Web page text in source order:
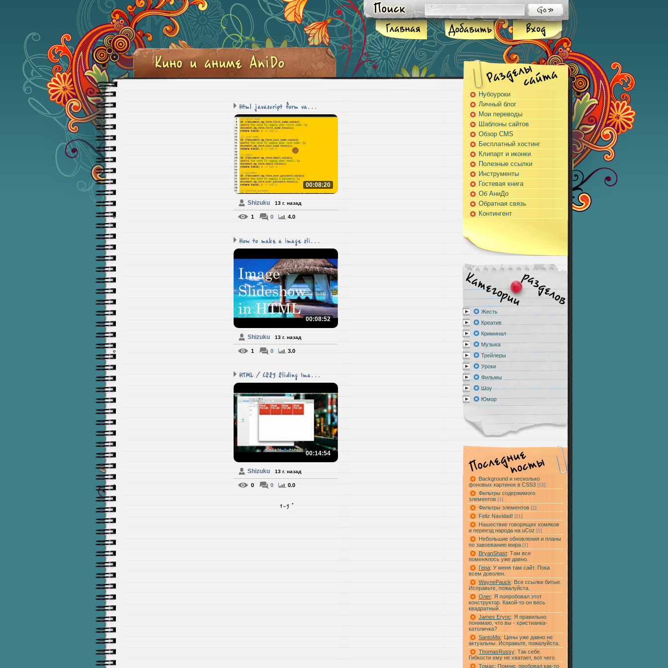
Html javascript form va...
00:08:20
Shizuku 13 г. назад
1 0 4.0
How to make a image sli...
00:08:52
Shizuku 13 г. назад
1 0 3.0
HTML / CSS3 Sliding Ima...
00:14:54
Shizuku 13 г. назад
0 0 0.0
1-3
Нубоуроки
Личный блог
Мои переводы
Шаблоны сайтов
Обзор CMS
Бесплатный хостинг
Клипарт и иконки
Полезные ссылки
Инструменты
Гостевая книга
Об АниДо
Обратная связь
Контингент
Жесть
Креатив
Криминал
Музыка
Трейлеры
Уроки
Фильмы
Шоу
Юмор
Background и несколько
фоновых картинок в CSS3 [13]
Фильтры содержимого
элементов [1]
Фильтры элементов [2]
Feliz Navidad! [21]
Нашествие говорящих хомяков
и переезд народа на uCoz [1]
Небольшие обновления и планы
по завоеванию мира [1]
BryanShast: Там все
поменялось уже давно.
Гера: У меня там сайт. Пока
всем доволен.
WaynePauck: Все ссылки битые.
Исправьте, пожалуйста.
Олег: Я попробовал этот
конструктор. Какой-то он весь
квадратный.
James Erync: Я правильно
понимаю, что вы - христианка-
католичка?
SantoMix: Цены уже давно не
актуальны. Исправьте, пожалуйста.
ThomasRussy: Так себе.
Гибкости ему не хватает, вот чего.
Томас: Помню, пробовал как-то